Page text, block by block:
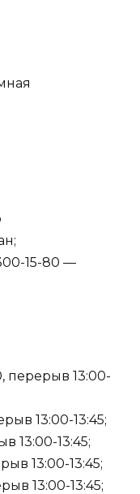
15-80 —
перерыв 13:00-
13:00-13:45;
13:00-13:45;
13:00-13:45;
13:00-13:45;